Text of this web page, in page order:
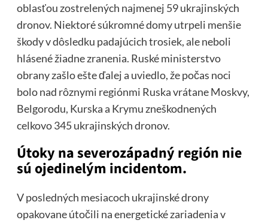
oblasťou zostrelených najmenej 59 ukrajinských
dronov. Niektoré súkromné ​​domy utrpeli menšie
škody v dôsledku padajúcich trosiek, ale neboli
hlásené žiadne zranenia. Ruské ministerstvo
obrany zašlo ešte ďalej a uviedlo, že počas noci
bolo nad rôznymi regiónmi Ruska vrátane Moskvy,
Belgorodu, Kurska a Krymu zneškodnených
celkovo 345 ukrajinských dronov.
Útoky na severozápadný región nie
sú ojedinelým incidentom.
V posledných mesiacoch ukrajinské drony
opakovane útočili na energetické zariadenia v